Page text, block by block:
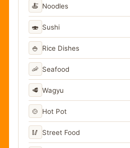
🍝 Noodles
🍣 Sushi
🍚 Rice Dishes
🦐 Seafood
🥩 Wagyu
🍲 Hot Pot
🥢 Street Food